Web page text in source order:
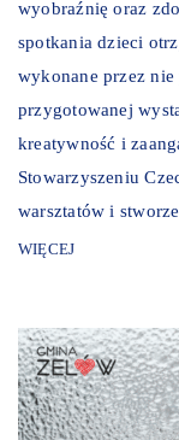
wyobraźnię oraz
spotkania dzieci
wykonane przez nie
przygotowanej
kreatywność i
Stowarzyszeniu
warsztatów i
WIĘCEJ